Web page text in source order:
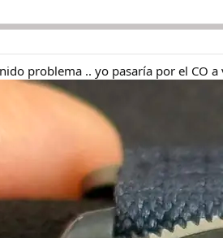
problema .. yo pasaría por el CO